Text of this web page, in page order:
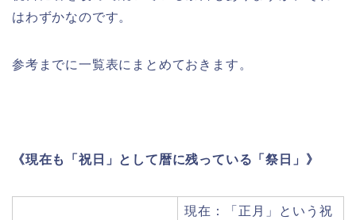
はわずかなのです。
参考までに一覧表にまとめておきます。
《現在も「祝日」として暦に残っている「祭日」》
現在：「正月」という祝